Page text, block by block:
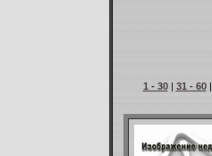
1 - 30| 31 - 60|